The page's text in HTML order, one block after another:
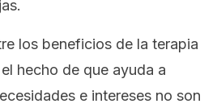
los beneficios de la terapia
hecho de que ayuda a
e intereses no son